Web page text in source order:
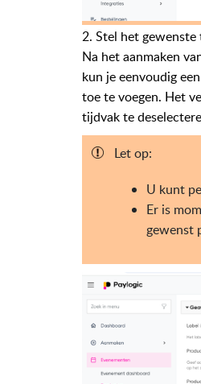
2. Stel het
Na het aanmaken
kun je eenvoudig
toe te voegen. Het
tijdvak te
Let op:
U kunt
Er is
gewenst